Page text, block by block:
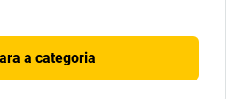
a categoria